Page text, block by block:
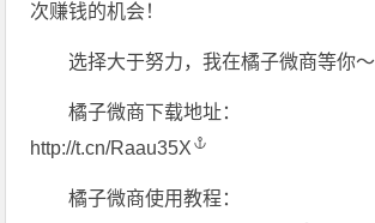
次赚钱的机会！
选择大于努力，我在橘子微商等你～
橘子微商下载地址：
http://t.cn/Raau35X
橘子微商使用教程：